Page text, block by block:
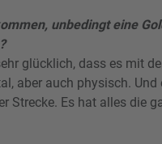
unbedingt eine
glücklich, dass es mit
aber auch physisch.
Strecke. Es hat alles die